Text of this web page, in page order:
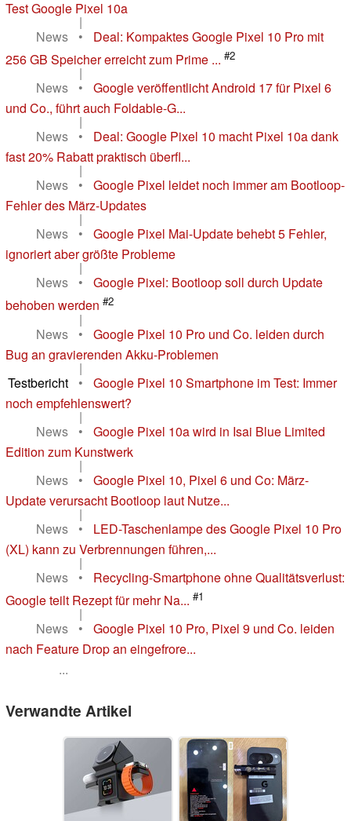
Test Google Pixel 10a
|
News
•
Deal: Kompaktes Google Pixel 10 Pro mit
256 GB Speicher erreicht zum Prime ... #2
|
News
•
Google veröffentlicht Android 17 für Pixel 6
und Co., führt auch Foldable-G...
|
News
•
Deal: Google Pixel 10 macht Pixel 10a dank
fast 20% Rabatt praktisch überfl...
|
News
•
Google Pixel leidet noch immer am Bootloop-
Fehler des März-Updates
|
News
•
Google Pixel Mai-Update behebt 5 Fehler,
ignoriert aber größte Probleme
|
News
•
Google Pixel: Bootloop soll durch Update
behoben werden #2
|
News
•
Google Pixel 10 Pro und Co. leiden durch
Bug an gravierenden Akku-Problemen
|
Testbericht
•
Google Pixel 10 Smartphone im Test: Immer
noch empfehlenswert?
|
News
•
Google Pixel 10a wird in Isai Blue Limited
Edition zum Kunstwerk
|
News
•
Google Pixel 10, Pixel 6 und Co: März-
Update verursacht Bootloop laut Nutze...
|
News
•
LED-Taschenlampe des Google Pixel 10 Pro
(XL) kann zu Verbrennungen führen,...
|
News
•
Recycling-Smartphone ohne Qualitätsverlust:
Google teilt Rezept für mehr Na... #1
|
News
•
Google Pixel 10 Pro, Pixel 9 und Co. leiden
nach Feature Drop an eingefrore...
...
Verwandte Artikel